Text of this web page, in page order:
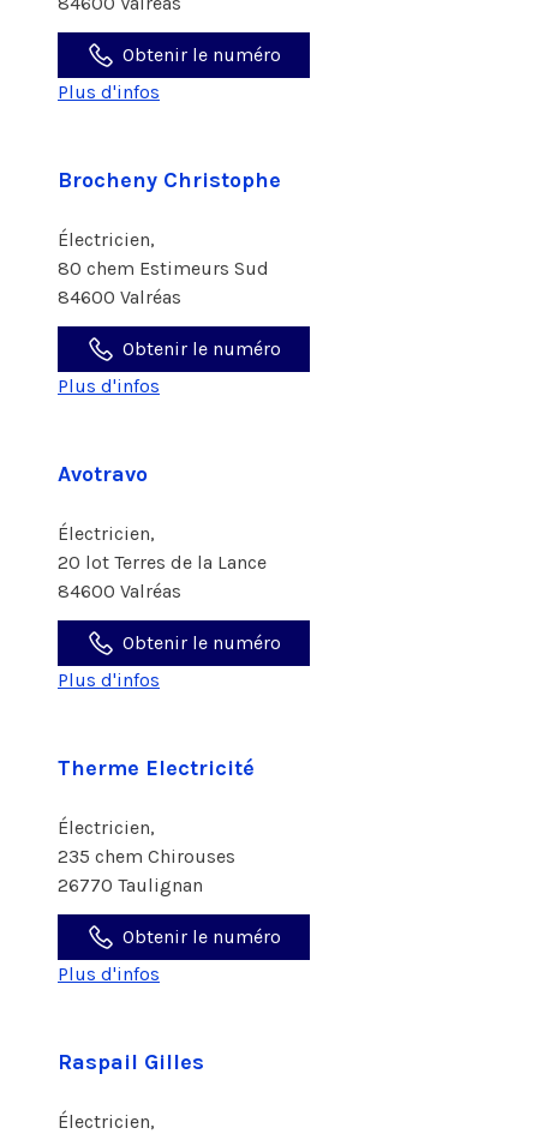
Obtenir le numéro
Plus d'infos
Brocheny Christophe
Électricien,
80 chem Estimeurs Sud
84600 Valréas
Obtenir le numéro
Plus d'infos
Avotravo
Électricien,
20 lot Terres de la Lance
84600 Valréas
Obtenir le numéro
Plus d'infos
Therme Electricité
Électricien,
235 chem Chirouses
26770 Taulignan
Obtenir le numéro
Plus d'infos
Raspail Gilles
Électricien,